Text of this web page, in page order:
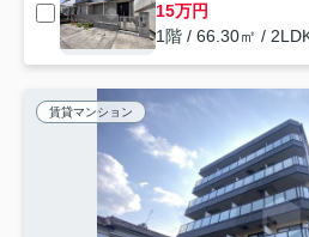
15万円
1階 / 66.30㎡ /
賃貸マンション